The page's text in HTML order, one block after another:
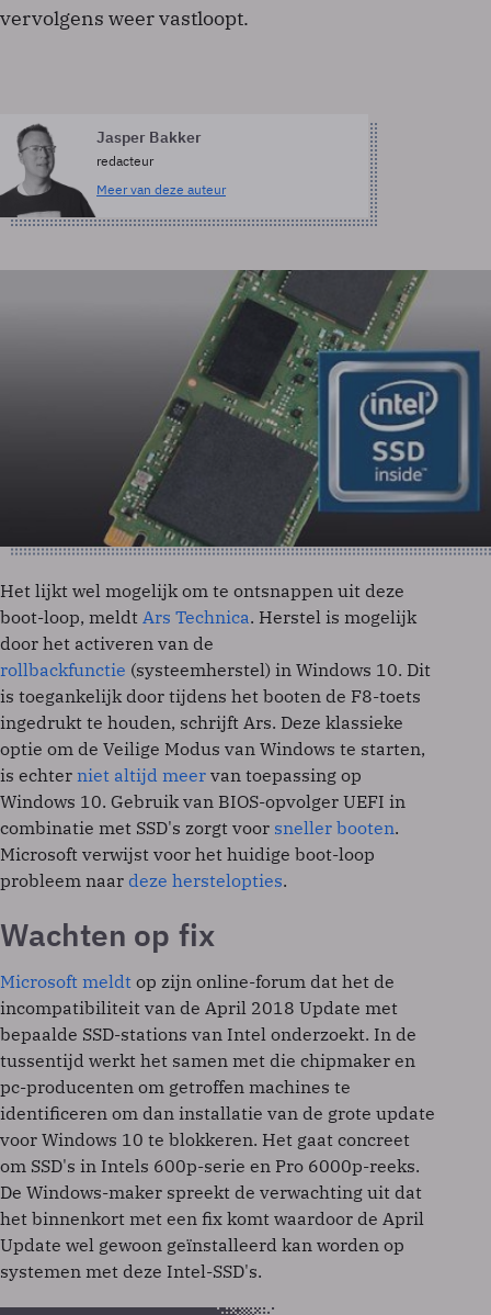
vervolgens weer vastloopt.
Jasper Bakker
redacteur
Meer van deze auteur
Het lijkt wel mogelijk om te ontsnappen uit deze
boot-loop, meldt Ars Technica. Herstel is mogelijk
door het activeren van de
rollbackfunctie (systeemherstel) in Windows 10. Dit
is toegankelijk door tijdens het booten de F8-toets
ingedrukt te houden, schrijft Ars. Deze klassieke
optie om de Veilige Modus van Windows te starten,
is echter niet altijd meer van toepassing op
Windows 10. Gebruik van BIOS-opvolger UEFI in
combinatie met SSD's zorgt voor sneller booten.
Microsoft verwijst voor het huidige boot-loop
probleem naar deze herstelopties.
Wachten op fix
Microsoft meldt op zijn online-forum dat het de
incompatibiliteit van de April 2018 Update met
bepaalde SSD-stations van Intel onderzoekt. In de
tussentijd werkt het samen met die chipmaker en
pc-producenten om getroffen machines te
identificeren om dan installatie van de grote update
voor Windows 10 te blokkeren. Het gaat concreet
om SSD's in Intels 600p-serie en Pro 6000p-reeks.
De Windows-maker spreekt de verwachting uit dat
het binnenkort met een fix komt waardoor de April
Update wel gewoon geïnstalleerd kan worden op
systemen met deze Intel-SSD's.